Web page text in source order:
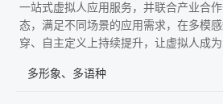
一站式虚拟人应用服务，并联合产业合
态，满足不同场景的应用需求，在多模
穿、自主定义上持续提升，让虚拟人成为
多形象、多语种